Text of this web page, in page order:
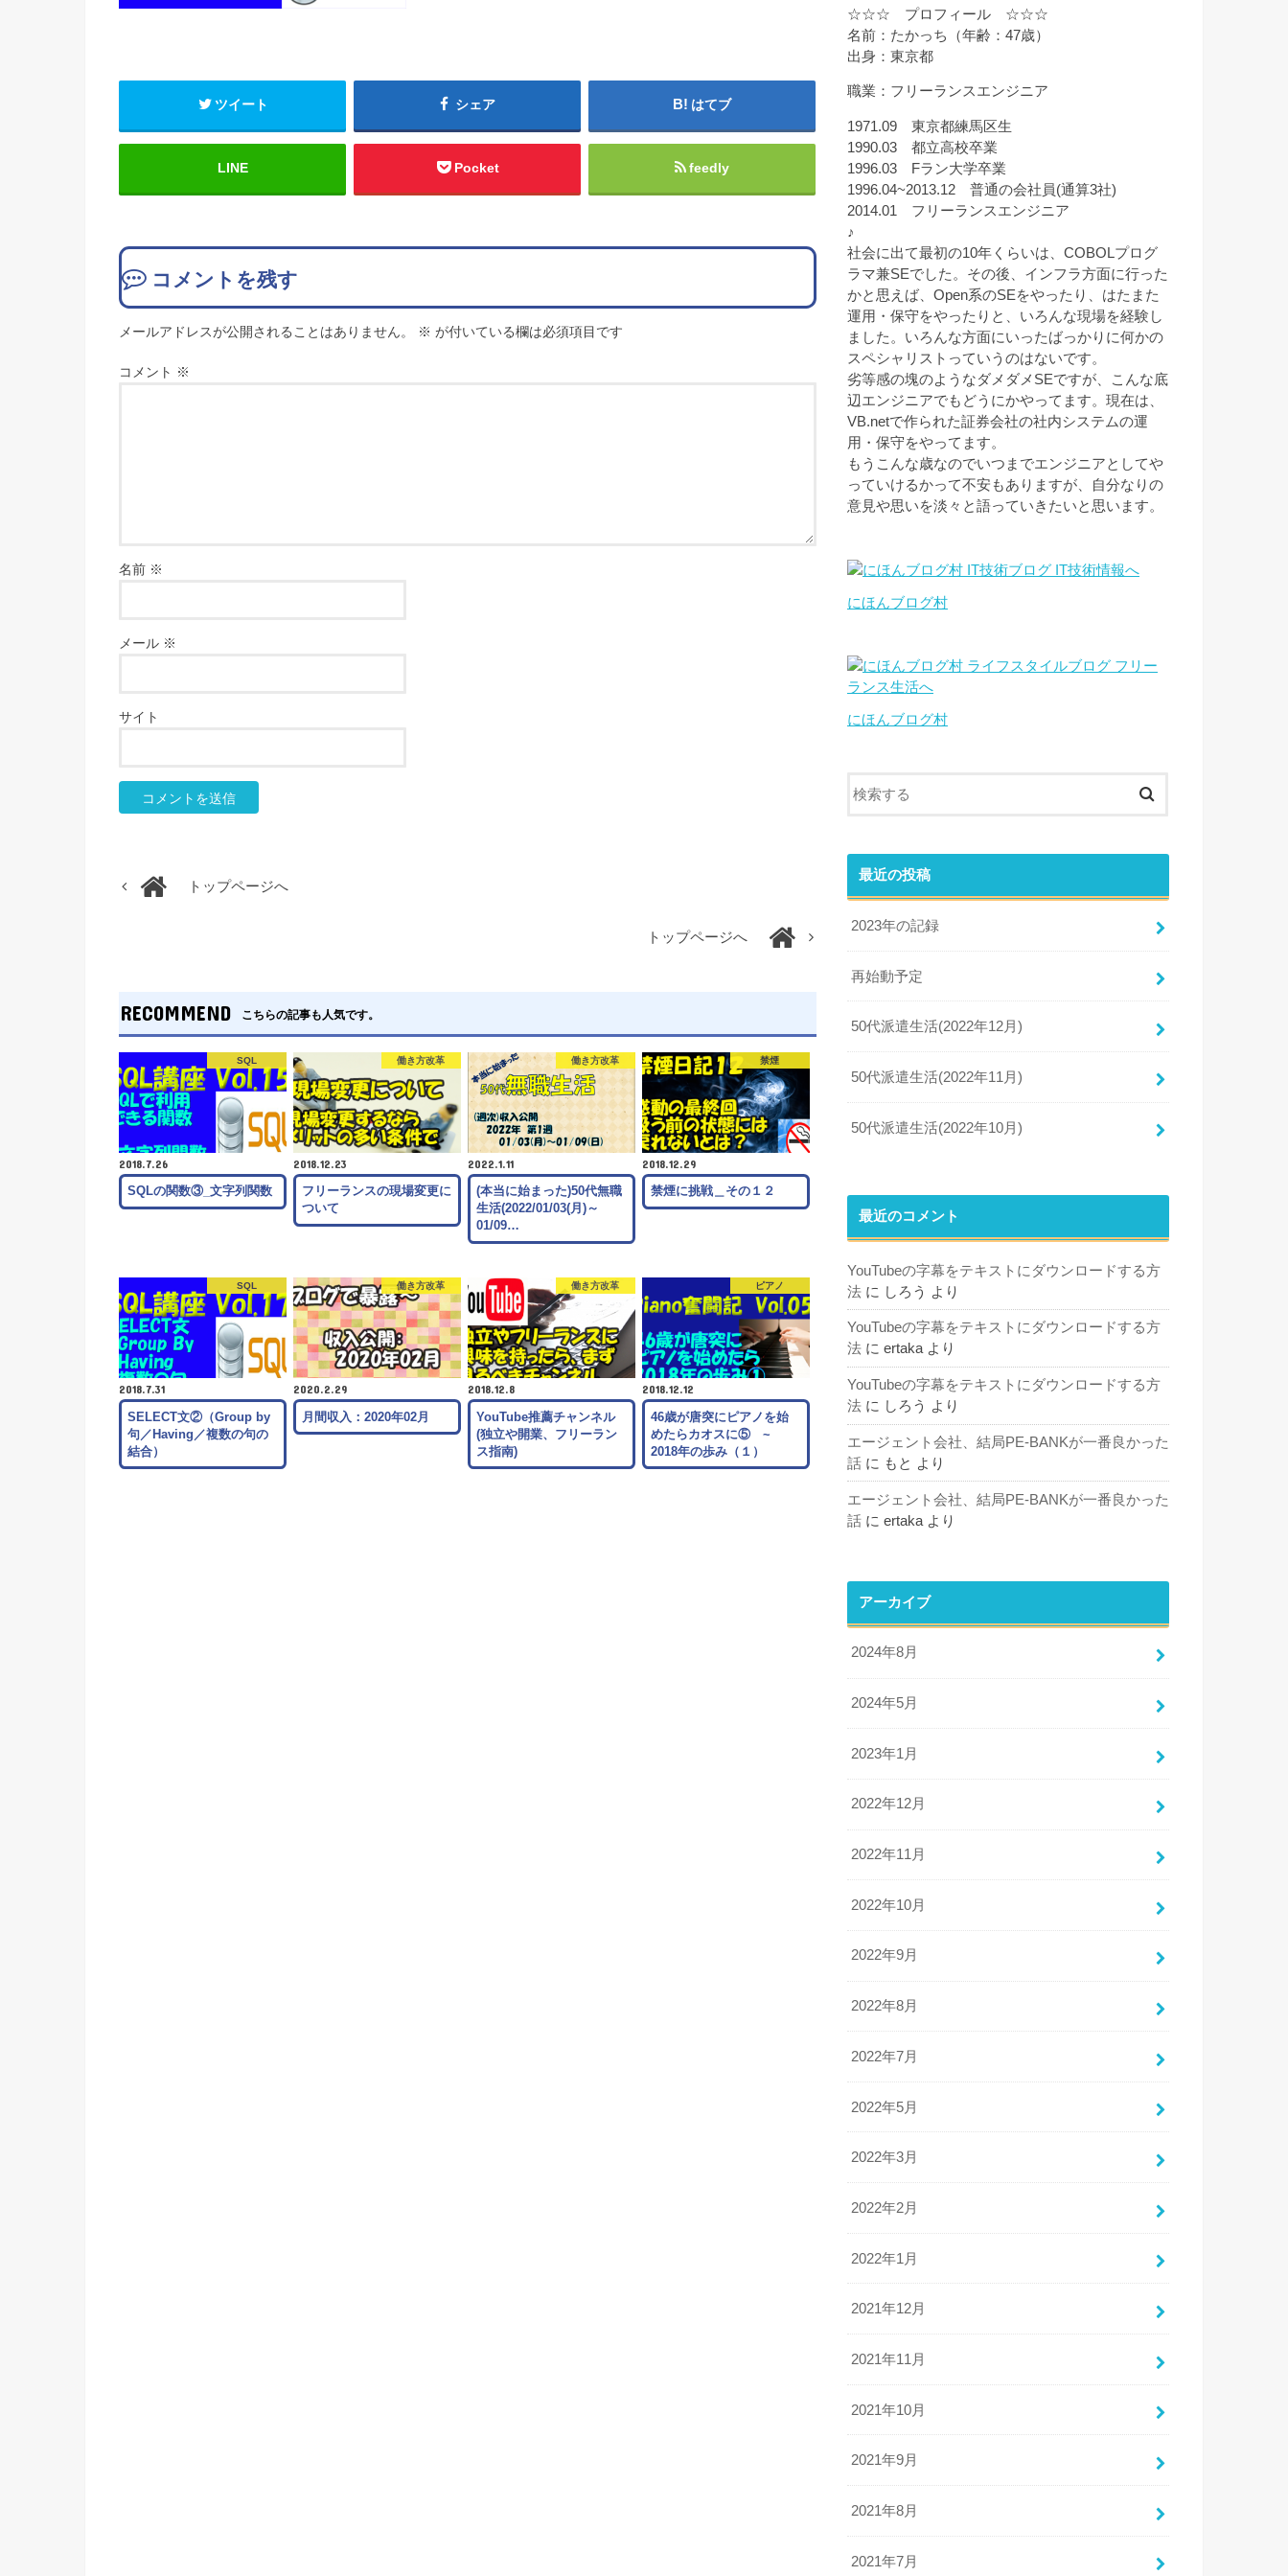
ツイート シェア はてブ
LINE Pocket feedly
コメントを残す
メールアドレスが公開されることはありません。 ※ が付いている欄は必須項目です
コメント ※
名前 ※
メール ※
サイト
トップページへ
トップページへ
RECOMMEND こちらの記事も人気です。
SQL
2018.7.26
SQLの関数③_文字列関数
働き方改革
2018.12.23
フリーランスの現場変更に
ついて
働き方改革
2022.1.11
(本当に始まった)50代無職
生活(2022/01/03(月)～
01/09…
禁煙
2018.12.29
禁煙に挑戦＿その１２
SQL
2018.7.31
SELECT文②（Group by
句／Having／複数の句の
結合）
働き方改革
2020.2.29
月間収入：2020年02月
働き方改革
2018.12.8
YouTube推薦チャンネル
(独立や開業、フリーラン
ス指南)
ピアノ
2018.12.12
46歳が唐突にピアノを始
めたらカオスに⑤ ~
2018年の歩み（１）
☆☆☆ プロフィール ☆☆☆
名前：たかっち（年齢：47歳）
出身：東京都
職業：フリーランスエンジニア
1971.09 東京都練馬区生
1990.03 都立高校卒業
1996.03 Fラン大学卒業
1996.04~2013.12 普通の会社員(通算3社)
2014.01 フリーランスエンジニア
♪
社会に出て最初の10年くらいは、COBOLプログ
ラマ兼SEでした。その後、インフラ方面に行った
かと思えば、Open系のSEをやったり、はたまた
運用・保守をやったりと、いろんな現場を経験し
ました。いろんな方面にいったばっかりに何かの
スペシャリストっていうのはないです。
劣等感の塊のようなダメダメSEですが、こんな底
辺エンジニアでもどうにかやってます。現在は、
VB.netで作られた証券会社の社内システムの運
用・保守をやってます。
もうこんな歳なのでいつまでエンジニアとしてや
っていけるかって不安もありますが、自分なりの
意見や思いを淡々と語っていきたいと思います。
にほんブログ村
にほんブログ村
最近の投稿
2023年の記録
再始動予定
50代派遣生活(2022年12月)
50代派遣生活(2022年11月)
50代派遣生活(2022年10月)
最近のコメント
YouTubeの字幕をテキストにダウンロードする方
法 に しろう より
YouTubeの字幕をテキストにダウンロードする方
法 に ertakaより
YouTubeの字幕をテキストにダウンロードする方
法 に しろう より
エージェント会社、結局PE-BANKが一番良かった
話 に もと より
エージェント会社、結局PE-BANKが一番良かった
話 に ertaka より
アーカイブ
2024年8月
2024年5月
2023年1月
2022年12月
2022年11月
2022年10月
2022年9月
2022年8月
2022年7月
2022年5月
2022年3月
2022年2月
2022年1月
2021年12月
2021年11月
2021年10月
2021年9月
2021年8月
2021年7月